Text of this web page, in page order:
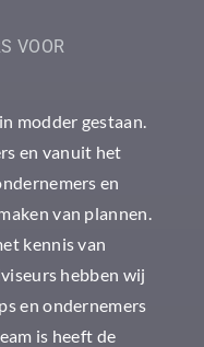
VOOR
modder gestaan.
en vanuit het
en
van plannen.
kennis van
hebben wij
en ondernemers
is heeft de